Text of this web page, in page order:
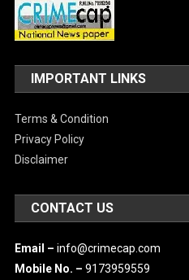
ABOUT US
Privacy Policy
Disclaimer